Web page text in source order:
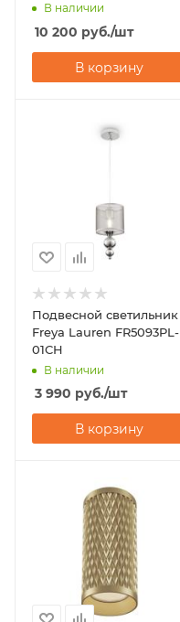
В наличии
10 200 руб./шт
В корзину
Подвесной светильник
Freya Lauren FR5093PL-
01CH
В наличии
3 990 руб./шт
В корзину